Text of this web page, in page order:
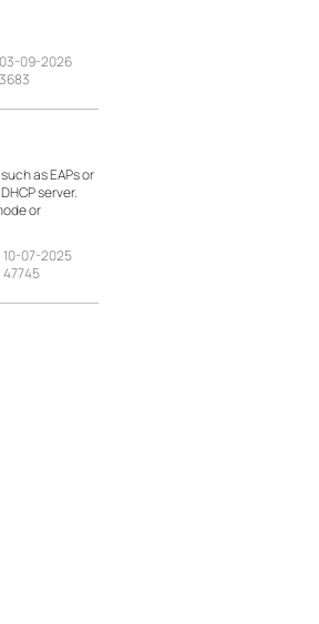
03-09-2026
3683
as EAPs or
server.
or
10-07-2025
47745